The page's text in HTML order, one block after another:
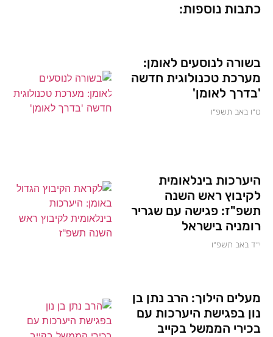
כתבות נוספות:
בשורה לנוסעים לאומן:
מערכת טכנולוגית חדשה
'בדרך לאומן'
ט״ו באב תשפ״ו
היערכות בינלאומית
לקיבוץ ראש השנה
תשפ"ז: פגישה עם שגריר
רומניה בישראל
י״ד באב תשפ״ו
מעלים הילוך: הרב נתן בן
נון בפגישת היערכות עם
בכירי הממשל בקייב